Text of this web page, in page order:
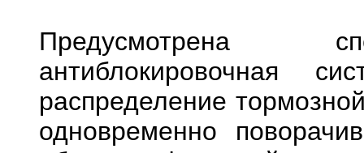
Предусмотрена
антиблокировочная
распределение
одновременно